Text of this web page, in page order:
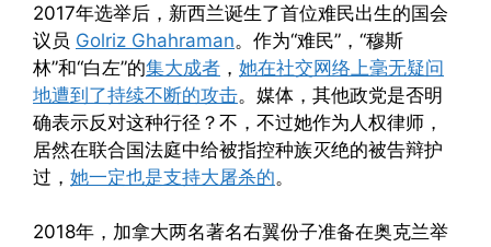
2017年选举后，新西兰诞生了首位难民出生的国会
议员 Golriz Ghahraman。作为“难民”，“穆斯
林”和“白左”的集大成者 ， 她在社交网络上毫无疑问
地遭到了持续不断的攻击。媒体，其他政党是否明
确表示反对这种行径？不，不过她作为人权律师，
居然在联合国法庭中给被指控种族灭绝的被告辩护
过， 她一定也是支持大屠杀的。
2018年，加拿大两名著名右翼份子准备在奥克兰举